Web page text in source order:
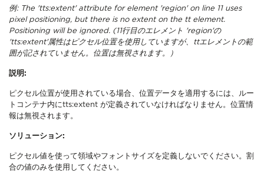
例: The 'tts:extent' attribute for element 'region' on line 11 uses
pixel positioning, but there is no extent on the tt element.
Positioning will be ignored. (11行目のエレメント 'region'の
'tts:extent'属性はピクセル位置を使用していますが、ttエレメントの範
囲が記されていません。位置は無視されます。）
説明:
ピクセル位置が使用されている場合、位置データを適用するには、ルー
トコンテナ内にtts:extent が定義されていなければなりません。位置情
報は無視されます。
ソリューション:
ピクセル値を使って領域やフォントサイズを定義しないでください。割
合の値のみを使用してください。